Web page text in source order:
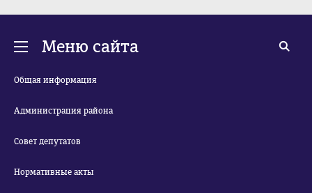
Меню сайта
Общая информация
Администрация района
Совет депутатов
Нормативные акты